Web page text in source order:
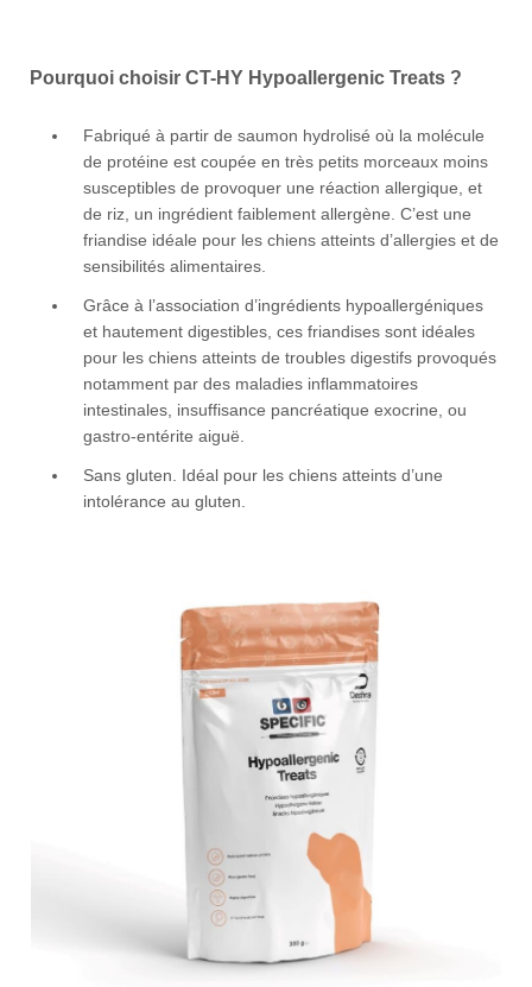
Pourquoi choisir CT-HY Hypoallergenic Treats ?
Fabriqué à partir de saumon hydrolisé où la molécule
de protéine est coupée en très petits morceaux moins
susceptibles de provoquer une réaction allergique, et
de riz, un ingrédient faiblement allergène. C’est une
friandise idéale pour les chiens atteints d’allergies et de
sensibilités alimentaires.
Grâce à l’association d’ingrédients hypoallergéniques
et hautement digestibles, ces friandises sont idéales
pour les chiens atteints de troubles digestifs provoqués
notamment par des maladies inflammatoires
intestinales, insuffisance pancréatique exocrine, ou
gastro-entérite aiguë.
Sans gluten. Idéal pour les chiens atteints d’une
intolérance au gluten.